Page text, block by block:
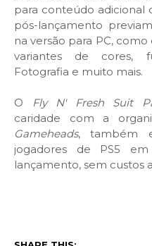
para conteúdo adicional
pós-lançamento
na versão para PC,
variantes de cores,
Fotografia e muito mais.
O Fly N' Fresh Suit
caridade com a
Gameheads, também
jogadores de PS5
lançamento, sem custos